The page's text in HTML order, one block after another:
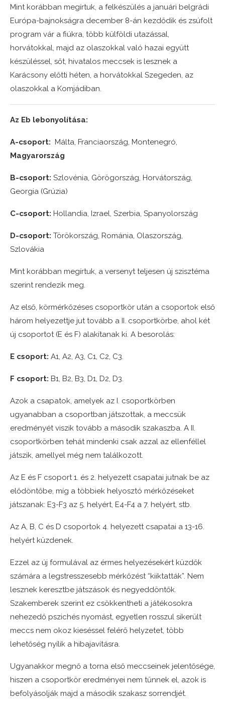
Mint korábban megírtuk, a felkészülés a januári belgrádi
Európa-bajnokságra december 8-án kezdődik és zsúfolt
program vár a fiúkra, több külföldi utazással,
horvátokkal, majd az olaszokkal való hazai együtt
készüléssel, sőt, hivatalos meccsek is lesznek a
Karácsony előtti héten, a horvátokkal Szegeden, az
olaszokkal a Komjádiban.
Az Eb lebonyolítása:
A-csoport: Málta, Franciaország, Montenegró,
Magyarország
B-csoport: Szlovénia, Görögország, Horvátország,
Georgia (Grúzia)
C-csoport: Hollandia, Izrael, Szerbia, Spanyolország
D-csoport: Törökország, Románia, Olaszország,
Szlovákia
Mint korábban megírtuk, a versenyt teljesen új szisztéma
szerint rendezik meg.
Az első, körmérkőzéses csoportkör után a csoportok első
három helyezettje jut tovább a II. csoportkörbe, ahol két
új csoportot (E és F) alakítanak ki. A besorolás:
E csoport: A1, A2, A3, C1, C2, C3.
F csoport: B1, B2, B3, D1, D2, D3.
Azok a csapatok, amelyek az I. csoportkörben
ugyanabban a csoportban játszottak, a meccsük
eredményét viszik tovább a második szakaszba. A II.
csoportkörben tehát mindenki csak azzal az ellenféllel
játszik, amellyel még nem találkozott.
Az E és F csoport 1. és 2. helyezett csapatai jutnak be az
elődöntőbe, míg a többiek helyosztó mérkőzéseket
játszanak: E3-F3 az 5. helyért, E4-F4 a 7. helyért, stb.
Az A, B, C és D csoportok 4. helyezett csapatai a 13-16.
helyért küzdenek.
Ezzel az új formulával az érmes helyezésekért küzdők
számára a legstresszesebb mérkőzést “kiiktatták”. Nem
lesznek keresztbe játszások és negyeddöntők.
Szakemberek szerint ez csökkentheti a játékosokra
nehezedő pszichés nyomást, egyetlen rosszul sikerült
meccs nem okoz kieséssel felérő helyzetet, több
lehetőség nyílik a hibajavításra.
Ugyanakkor megnő a torna első meccseinek jelentősége,
hiszen a csoportkör eredményei nem tűnnek el, azok is
befolyásolják majd a második szakasz sorrendjét.